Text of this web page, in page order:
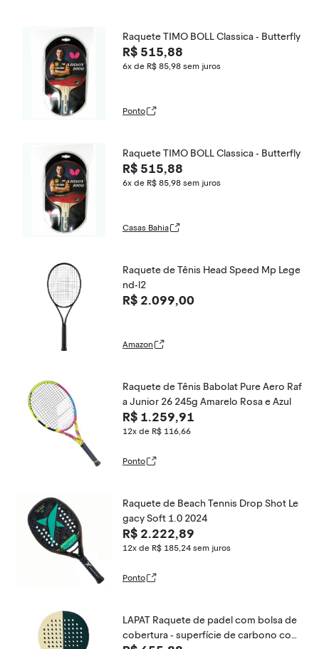
Raquete TIMO BOLL Classica - Butterfly
R$ 515,88
6x de R$ 85,98 sem juros
Ponto
Raquete TIMO BOLL Classica - Butterfly
R$ 515,88
6x de R$ 85,98 sem juros
Casas Bahia
Raquete de Tênis Head Speed Mp Lege
nd-l2
R$ 2.099,00
Amazon
Raquete de Tênis Babolat Pure Aero Raf
a Junior 26 245g Amarelo Rosa e Azul
R$ 1.259,91
12x de R$ 116,66
Ponto
Raquete de Beach Tennis Drop Shot Le
gacy Soft 1.0 2024
R$ 2.222,89
12x de R$ 185,24 sem juros
Ponto
LAPAT Raquete de padel com bolsa de
cobertura - superfície de carbono com